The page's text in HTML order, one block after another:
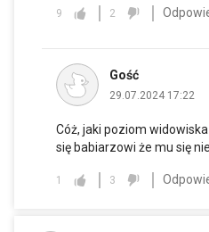
9 2
Gość
29.07.2024 17:22
Cóż, jaki poziom
się babiarzowi że mu się nie
1 3